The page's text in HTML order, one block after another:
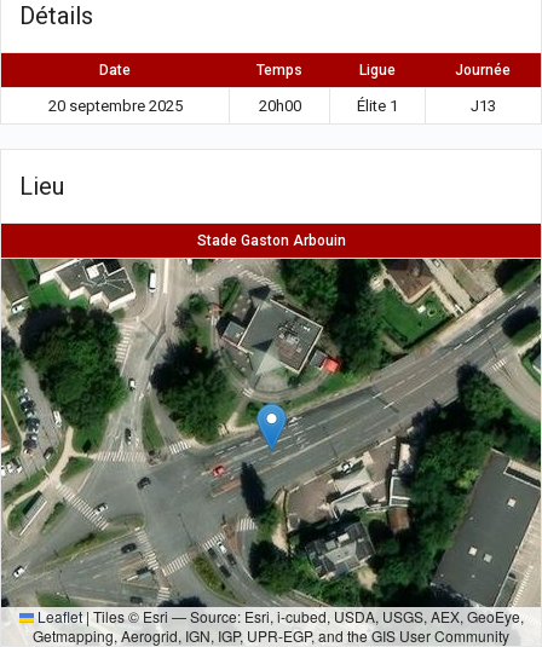
Détails
Date Temps Ligue Journée
20 septembre 2025 20h00 Élite 1 J13
Lieu
Stade Gaston Arbouin
Leaflet| Tiles © Esri — Source: Esri, i-cubed, USDA, USGS, AEX, GeoEye,
Getmapping, Aerogrid, IGN, IGP, UPR-EGP, and the GIS User Community